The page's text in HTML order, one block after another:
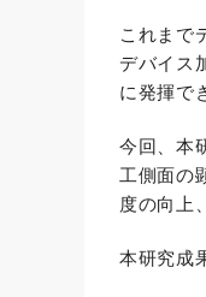
これまで
デバイス
に発揮で
今回、本
工側面の
度の向上
本研究成